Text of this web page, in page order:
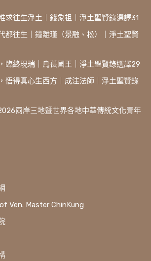
求往生淨土｜錢象祖｜淨土聖賢錄選譯31
都往生｜鐘離瑾（景融、松）｜淨土聖賢
臨終現瑞｜烏萇國王｜淨土聖賢錄選譯29
悟得真心生西方｜成注法師｜淨土聖賢錄
兩岸三地暨世界各地中華傳統文化青年
Ven. Master ChinKung